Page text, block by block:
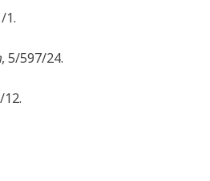
1.
, 5/597/24.